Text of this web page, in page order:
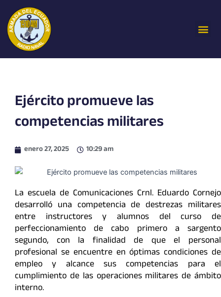
contenido
Ejército promueve las
competencias militares
enero 27, 2025 10:29 am
La escuela de Comunicaciones Crnl. Eduardo Cornejo
desarrolló una competencia de destrezas militares
entre instructores y alumnos del curso de
perfeccionamiento de cabo primero a sargento
segundo, con la finalidad de que el personal
profesional se encuentre en óptimas condiciones de
empleo y alcance sus competencias para el
cumplimiento de las operaciones militares de ámbito
interno.